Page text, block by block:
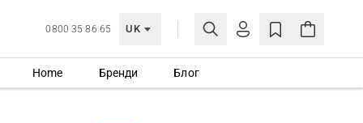
0800 35 86 65 UK
МОЯ ОБЛІКІВКА
Home Бренди Блог